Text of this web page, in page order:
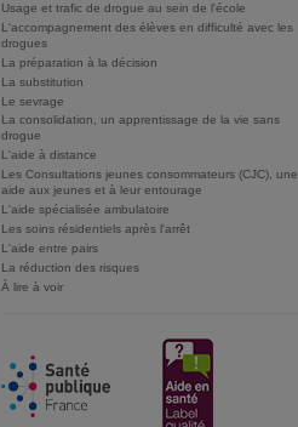
Usage et trafic de drogue au sein de l'école
L'accompagnement des élèves en difficulté avec les
drogues
La préparation à la décision
La substitution
Le sevrage
La consolidation, un apprentissage de la vie sans
drogue
L'aide à distance
Les Consultations jeunes consommateurs (CJC), une
aide aux jeunes et à leur entourage
L'aide spécialisée ambulatoire
Les soins résidentiels après l'arrêt
L'aide entre pairs
La réduction des risques
À lire à voir